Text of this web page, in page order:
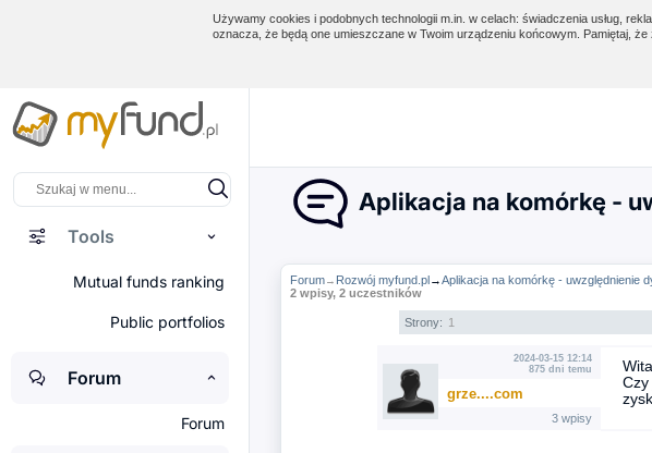
Używamy cookies i podobnych technologii m.in. w celach: świadczenia usług,
oznacza, że będą one umieszczane w Twoim urządzeniu końcowym. Pamiętaj,
Tools
Mutual funds ranking
Public portfolios
Forum
Forum
Aplikacja na komórkę -
Forum→ Rozwój myfund.pl→Aplikacja na komórkę - uwzględnienie
2 wpisy, 2 uczestników
Strony: 1
2024-03-15 12:14
875 dni temu
grze....com
3 wpisy